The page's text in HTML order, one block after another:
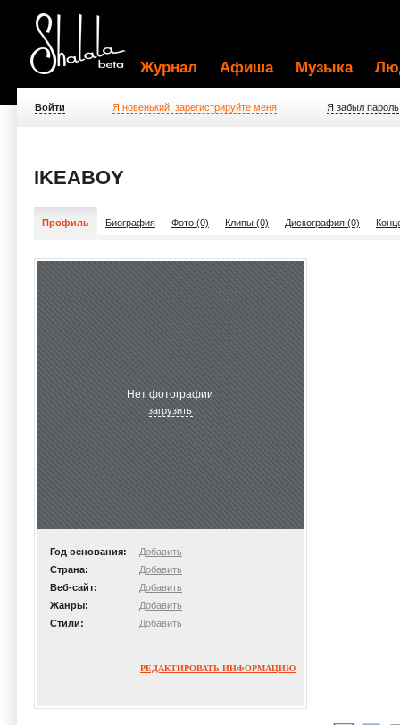
Журнал Афиша Музыка
Войти Я новенький, зарегистрируйте меня Я забыл пароль
IKEABOY
Профиль Биография Фото (0) Клипы (0) Дискография (0)
Нет фотографии
загрузить
Год основания:
Добавить
Страна:
Добавить
Веб-сайт:
Добавить
Жанры:
Добавить
Стили:
Добавить
РЕДАКТИРОВАТЬ ИНФОРМАЦИЮ